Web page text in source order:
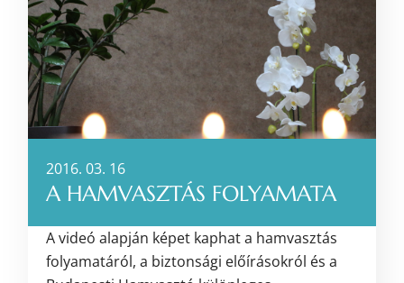
2016. 03. 16
A HAMVASZTÁS FOLYAMATA
A videó alapján képet kaphat a hamvasztás
folyamatáról, a biztonsági előírásokról és a